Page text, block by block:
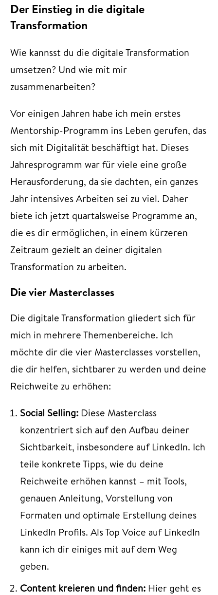
Der Einstieg in die digitale
Transformation
Wie kannsst du die digitale Transformation
umsetzen? Und wie mit mir
zusammenarbeiten?
Vor einigen Jahren habe ich mein erstes
Mentorship-Programm ins Leben gerufen, das
sich mit Digitalität beschäftigt hat. Dieses
Jahresprogramm war für viele eine große
Herausforderung, da sie dachten, ein ganzes
Jahr intensives Arbeiten sei zu viel. Daher
biete ich jetzt quartalsweise Programme an,
die es dir ermöglichen, in einem kürzeren
Zeitraum gezielt an deiner digitalen
Transformation zu arbeiten.
Die vier Masterclasses
Die digitale Transformation gliedert sich für
mich in mehrere Themenbereiche. Ich
möchte dir die vier Masterclasses vorstellen,
die dir helfen, sichtbarer zu werden und deine
Reichweite zu erhöhen:
Social Selling: Diese Masterclass
konzentriert sich auf den Aufbau deiner
Sichtbarkeit, insbesondere auf LinkedIn. Ich
teile konkrete Tipps, wie du deine
Reichweite erhöhen kannst – mit Tools,
genauen Anleitung, Vorstellung von
Formaten und optimale Erstellung deines
LinkedIn Profils. Als Top Voice auf LinkedIn
kann ich dir einiges mit auf dem Weg
geben.
Content kreieren und finden: Hier geht es